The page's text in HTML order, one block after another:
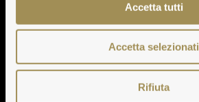
Accetta tutti
Accetta selezionati
Rifiuta